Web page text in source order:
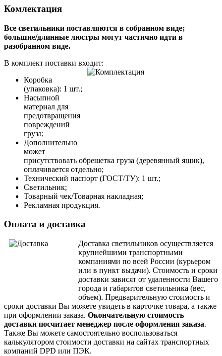
Комлектация
Все светильники поставляются в собранном виде;
большие/длинные люстры могут частично идти в
разобранном виде.
В комплект поставки входит:
Коробка
(упаковка): 1 шт.;
Насыпной
материал для
предотвращения
повреждений
груза;
Дополнительно
может
присутствовать обрешетка груза (деревянный ящик),
оплачивается отдельно;
Технический паспорт (ГОСТ/ТУ): 1 шт.;
Светильник;
Товарный чек/Товарная накладная;
Рекламная продукция.
Оплата и доставка
Доставка светильников осуществляется
крупнейшими транспортными
компаниями по всей России (курьером
или в пункт выдачи). Стоимость и сроки
доставки зависят от удаленности Вашего
города и габаритов светильника (вес,
объем). Предварительную стоимость и
сроки доставки Вы можете увидеть в карточке товара, а также
при оформлении заказа. Окончательную стоимость
доставки посчитает менеджер после оформления заказа.
Также Вы можете самостоятельно воспользоваться
калькулятором стоимости доставки на сайтах транспортных
компаний DPD или ПЭК.